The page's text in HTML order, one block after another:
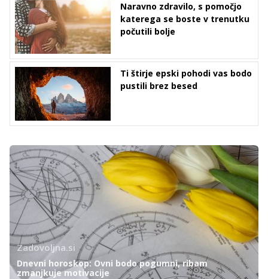
Naravno zdravilo, s pomočjo
katerega se boste v trenutku
počutili bolje
Ti štirje epski pohodi vas bodo
pustili brez besed
Zadovoljna.si
Dnevni horoskop: Ovni bodo pogumni, ribam
zmanjkuje motivacije